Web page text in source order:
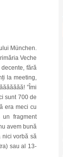
München.
Veche
fără
la meeting,
”Îmi
sunt 700 de
era meci cu
un fragment
avem bună
nici vorbă să
sau al 13-